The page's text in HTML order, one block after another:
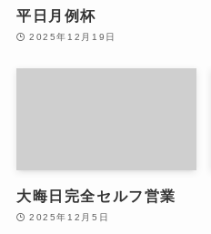
平日月例杯
2025年12月19日
大晦日完全セルフ営業
2025年12月5日